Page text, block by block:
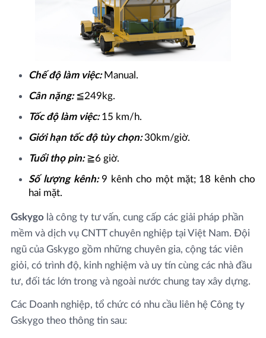
Chế độ làm việc: Manual.
Cân nặng:≦249kg.
Tốc độ làm việc:15 km/h.
Giới hạn tốc độ tùy chọn:30km/giờ.
Tuổi thọ pin:≧6 giờ.
Số lượng kênh:9 kênh cho một mặt; 18 kênh cho
hai mặt.
Gskygo là công ty tư vấn, cung cấp các giải pháp phần
mềm và dịch vụ CNTT chuyên nghiệp tại Việt Nam. Đội
ngũ của Gskygo gồm những chuyên gia, cộng tác viên
giỏi, có trình độ, kinh nghiệm và uy tín cùng các nhà đầu
tư, đối tác lớn trong và ngoài nước chung tay xây dựng.
Các Doanh nghiệp, tổ chức có nhu cầu liên hệ Công ty
Gskygo theo thông tin sau: